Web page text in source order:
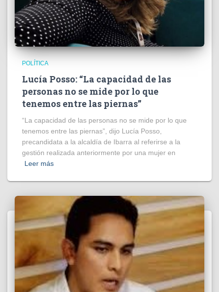
POLÍTICA
Lucía Posso: “La capacidad de las
personas no se mide por lo que
tenemos entre las piernas”
“La capacidad de las personas no se mide por lo que
tenemos entre las piernas”, dijo Lucía Posso,
precandidata a la alcaldía de Ibarra al referirse a la
gestión realizada anteriormente por una mujer en
Leer más